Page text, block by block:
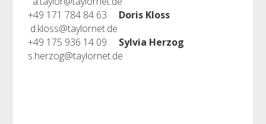
+49 171 784 84 63 Doris Kloss
d.kloss@taylornet.de
+49 175 936 14 09
Sylvia Herzog
s.herzog@taylornet.de